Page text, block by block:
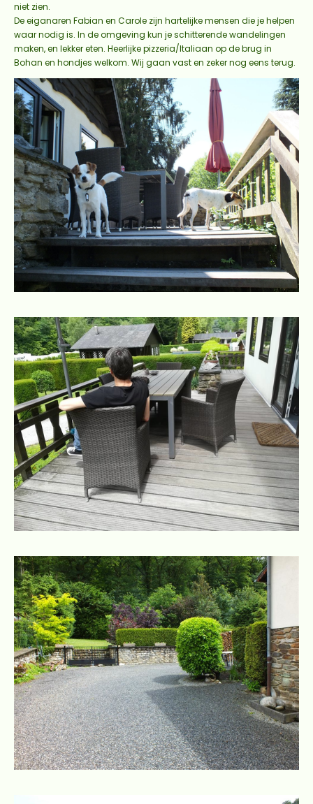
niet zien.
De eiganaren Fabian en Carole zijn hartelijke mensen die je helpen
waar nodig is. In de omgeving kun je schitterende wandelingen
maken, en lekker eten. Heerlijke pizzeria/Italiaan op de brug in
Bohan en hondjes welkom. Wij gaan vast en zeker nog eens terug.